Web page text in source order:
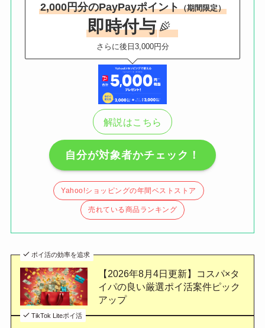
2,000円分のPayPayポイント（期間限定）
即時付与
さらに後日3,000円分
解説はこちら
自分が対象者かチェック！
Yahoo!ショッピングの年間ベストストア
売れている商品ランキング
ポイ活の効率を追求
【2026年8月4日更新】コスパ×タ
イパの良い厳選ポイ活案件ピック
アップ
TikTok Liteポイ活